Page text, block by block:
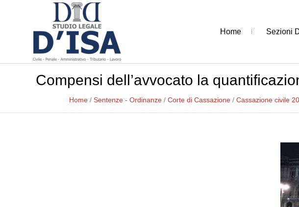
Home Sezioni
Compensi dell’avvocato la
Home / Sentenze - Ordinanze / Corte di Cassazione / Cassazione civile